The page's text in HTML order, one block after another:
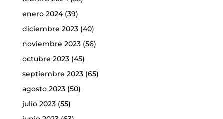
enero 2024(39)
diciembre 2023(40)
noviembre 2023(56)
octubre 2023(45)
septiembre 2023(65)
agosto 2023(50)
julio 2023(55)